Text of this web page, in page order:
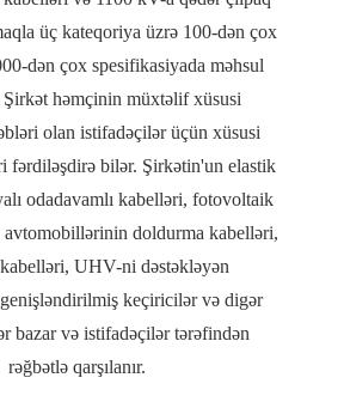
üç kateqoriya üzrə 100-dən çox
dən çox spesifikasiyada məhsul
Şirkət həmçinin müxtəlif xüsusi
olan istifadəçilər üçün xüsusi
fərdiləşdirə bilər. Şirkətin'un elastik
odadavamlı kabelləri, fotovoltaik
doldurma kabelləri,
UHV-ni dəstəkləyən
keçiricilər və digər
bazar və istifadəçilər tərəfindən